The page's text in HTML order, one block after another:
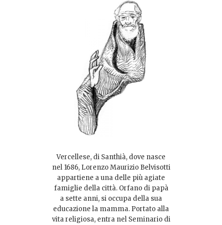
Vercellese, di Santhià, dove nasce
nel 1686, Lorenzo Maurizio Belvisotti
appartiene a una delle più agiate
famiglie della città. Orfano di papà
a sette anni, si occupa della sua
educazione la mamma. Portato alla
vita religiosa, entra nel Seminario di